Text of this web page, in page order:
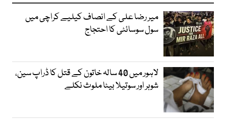
میر رضا علی کے انصاف کیلیے کراچی میں
سول سوسائٹی کا احتجاج
لاہور میں 40 سالہ خاتون کے قتل کا ڈراپ سین،
شوہر اور سوتیلا بیٹا ملوث نکلے